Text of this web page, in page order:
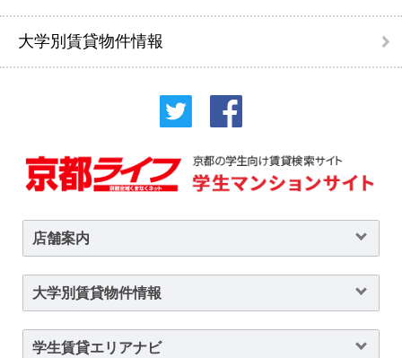
大学別賃貸物件情報
店舗案内
大学別賃貸物件情報
学生賃貸エリアナビ